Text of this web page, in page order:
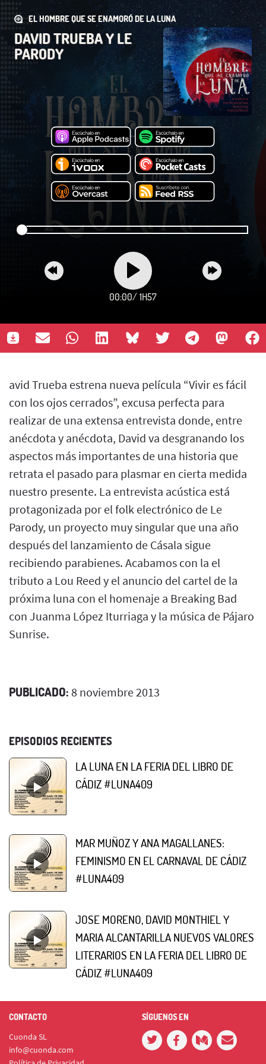
EL HOMBRE QUE SE ENAMORÓ DE LA LUNA
DAVID TRUEBA Y LE
PARODY
00:00/ 1H57
avid Trueba estrena nueva película “Vivir es fácil
con los ojos cerrados”, excusa perfecta para
realizar de una extensa entrevista donde, entre
anécdota y anécdota, David va desgranando los
aspectos más importantes de una historia que
retrata el pasado para plasmar en cierta medida
nuestro presente. La entrevista acústica está
protagonizada por el folk electrónico de Le
Parody, un proyecto muy singular que una año
después del lanzamiento de Cásala sigue
recibiendo parabienes. Acabamos con la el
tributo a Lou Reed y el anuncio del cartel de la
próxima luna con el homenaje a Breaking Bad
con Juanma López Iturriaga y la música de Pájaro
Sunrise.
PUBLICADO: 8 noviembre 2013
EPISODIOS RECIENTES
LA LUNA EN LA FERIA DEL LIBRO DE
CÁDIZ #LUNA409
MAR MUÑOZ Y ANA MAGALLANES:
FEMINISMO EN EL CARNAVAL DE CÁDIZ
#LUNA409
JOSE MORENO, DAVID MONTHIEL Y
MARIA ALCANTARILLA NUEVOS VALORES
LITERARIOS EN LA FERIA DEL LIBRO DE
CÁDIZ #LUNA409
CONTACTO
Cuonda SL
info@cuonda.com
SÍGUENOS EN